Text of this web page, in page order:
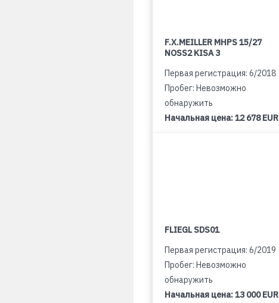
F.X.MEILLER MHPS 15/27
NOSS2 KISA 3
Первая регистрация: 6/2018
Пробег: Невозможно
обнаружить
Начальная цена:12 678 EUR
FLIEGL SDS01
Первая регистрация: 6/2019
Пробег: Невозможно
обнаружить
Начальная цена:13 000 EUR